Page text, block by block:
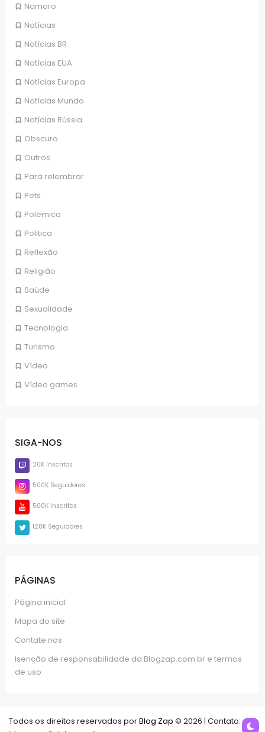
Namoro
Notícias
Notícias BR
Notícias EUA
Notícias Europa
Notícias Mundo
Notícias Rússia
Obscuro
Outros
Para relembrar
Pets
Polemica
Politica
Reflexão
Religião
Saúde
Sexualidade
Tecnologia
Turismo
Vídeo
Vídeo games
SIGA-NOS
20K Inscritos
500K Seguidores
500K Inscritos
128K Seguidores
PÁGINAS
Página inicial
Mapa do site
Contate nos
Isenção de responsabilidade da Blogzap.com.br e termos
de uso
Todos os direitos reservados porBlog Zap © 2026 | Contato: